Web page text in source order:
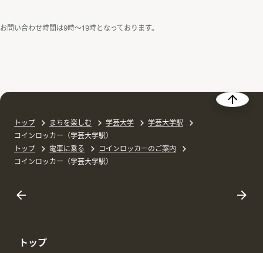
お問い合わせ時間は9時〜19時となっております。
トップ まちを楽しむ 学芸大学
学芸大学駅
コインロッカー（学芸大学駅）
トップ
電車に乗る
コインロッカーのご案内
コインロッカー（学芸大学駅）
トップ